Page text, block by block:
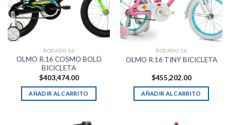
RODADO 16
OLMO R.16 COSMO BOLD
BICICLETA
$403,474.00
AÑADIR AL CARRITO
RODADO 16
OLMO R.16 TINY BICICLETA
$455,202.00
AÑADIR AL CARRITO